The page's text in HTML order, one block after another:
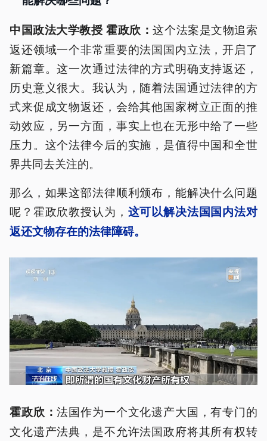
中国政法大学教授 霍政欣：这个法案是文物追索
返还领域一个非常重要的法国国内立法，开启了
新篇章。这一次通过法律的方式明确支持返还，
历史意义很大。我认为，随着法国通过法律的方
式来促成文物返还，会给其他国家树立正面的推
动效应，另一方面，事实上也在无形中给了一些
压力。这个法律今后的实施，是值得中国和全世
界共同去关注的。
那么，如果这部法律顺利颁布，能解决什么问题
呢？霍政欣教授认为， 这可以解决法国国内法对
返还文物存在的法律障碍。
霍政欣：法国作为一个文化遗产大国，有专门的
文化遗产法典，是不允许法国政府将其所有权转